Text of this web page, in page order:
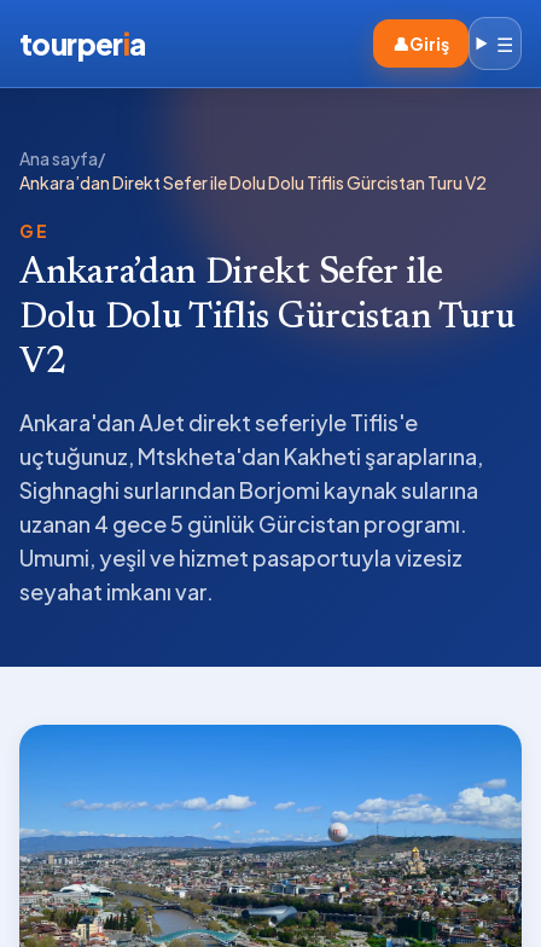
tourperia 👤Giriş ☰
Ana sayfa/
Ankara’dan Direkt Sefer ile Dolu Dolu Tiflis Gürcistan Turu V2
GE
Ankara’dan Direkt Sefer ile
Dolu Dolu Tiflis Gürcistan Turu
V2
Ankara'dan AJet direkt seferiyle Tiflis'e
uçtuğunuz, Mtskheta'dan Kakheti şaraplarına,
Sighnaghi surlarından Borjomi kaynak sularına
uzanan 4 gece 5 günlük Gürcistan programı.
Umumi, yeşil ve hizmet pasaportuyla vizesiz
seyahat imkanı var.